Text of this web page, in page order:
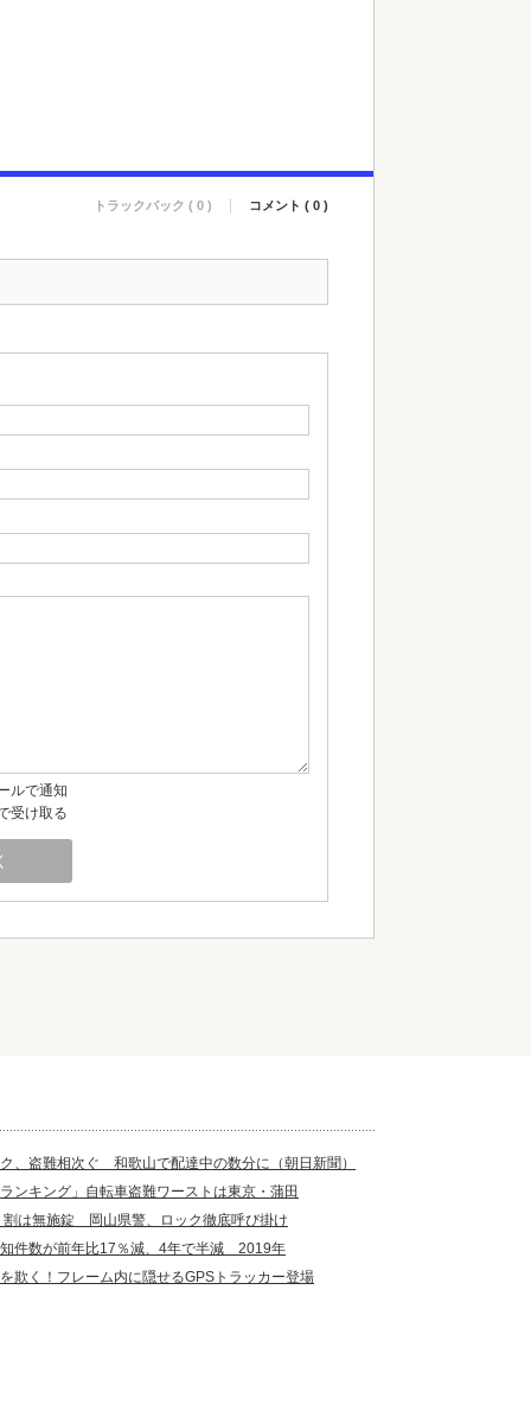
トラックバック ( 0 ) コメント ( 0 )
ルで通知
受け取る
、盗難相次ぐ 和歌山で配達中の数分に（朝日新聞）
ンキング」自転車盗難ワーストは東京・蒲田
割は無施錠 岡山県警、ロック徹底呼び掛け
件数が前年比17％減、4年で半減 2019年
欺く！フレーム内に隠せるGPSトラッカー登場